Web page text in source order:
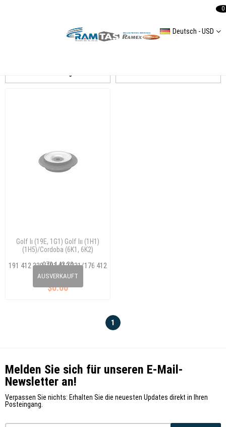
Deutsch - USD
0
AUSVERKAUFT
Golf Iı (19E, 1G1) Golf Iıı (1H1)
(1H5)/Cordoba (6K1, 6K2)
070 143 20
$0.00
191 412 329/191 412 331/176 412
329 A
1
Melden Sie sich für unseren E-Mail-
Newsletter an!
Verpassen Sie nichts: Erhalten Sie die neuesten Updates direkt in Ihren
Posteingang.